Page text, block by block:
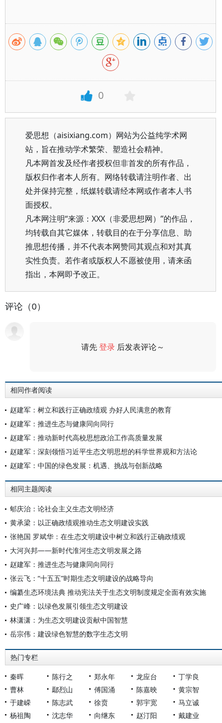
0
爱思想（aisixiang.com）网站为公益纯学术网
站，旨在推动学术繁荣、塑造社会精神。
凡本网首发及经作者授权但非首发的所有作品，
版权归作者本人所有。网络转载请注明作者、出
处并保持完整，纸媒转载请经本网或作者本人书
面授权。
凡本网注明“来源：XXX（非爱思想网）”的作品，
均转载自其它媒体，转载目的在于分享信息、助
推思想传播，并不代表本网赞同其观点和对其真
实性负责。若作者或版权人不愿被使用，请来函
指出，本网即予改正。
评论（0）
请先登录 后发表评论～
相同作者阅读
赵建军：树立和践行正确政绩观 办好人民满意的教育
赵建军：推进生态与健康同向同行
赵建军：推动新时代高校思想政治工作高质量发展
赵建军：深刻领悟习近平生态文明思想的科学世界观和方法论
赵建军：中国的绿色发展：机遇、挑战与创新战略
相同主题阅读
郇庆治：论社会主义生态文明经济
黄承梁：以正确政绩观推动生态文明建设实践
张艳国 罗斌华：在生态文明建设中树立和践行正确政绩观
大河兴邦——新时代淮河生态文明发展之路
赵建军：推进生态与健康同向同行
张云飞：“十五五”时期生态文明建设的战略导向
编纂生态环境法典 推动宪法关于生态文明制度规定全面有效实施
史广峰：以绿色发展引领生态文明建设
林潇潇：为生态文明建设贡献中国智慧
岳宗伟：建设绿色智慧的数字生态文明
热门专栏
秦晖 陈行之 郑永年 龙应台
丁学良
曹林
鄢烈山 傅国涌 陈嘉映
黄宗智
于建嵘
陈志武 徐贲 郭宇宽
马立诚
杨祖陶
沈志华 向继东 赵汀阳 戴建业